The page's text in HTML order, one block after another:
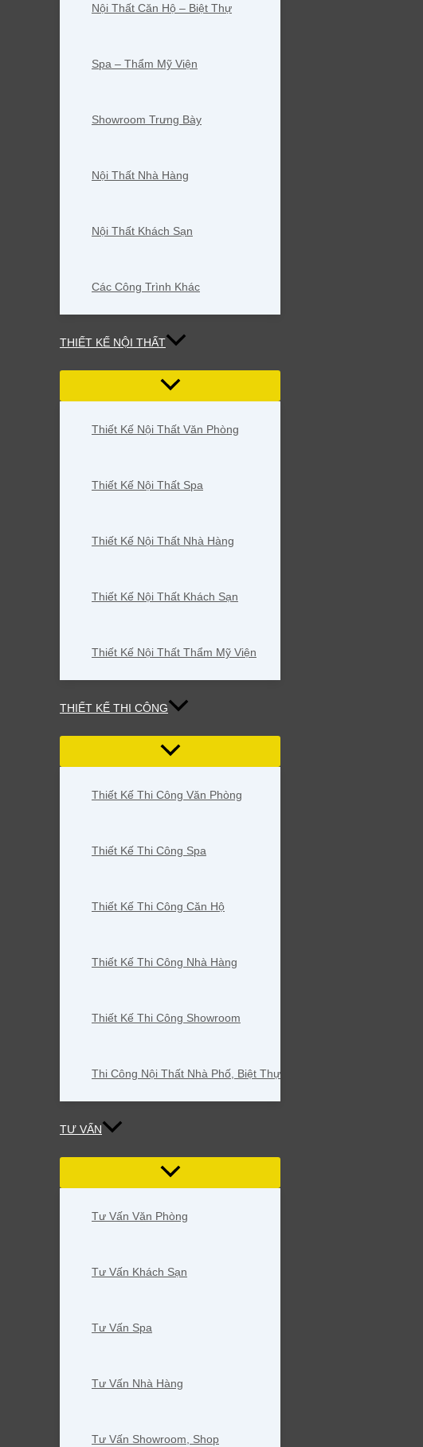
Nội Thất Căn Hộ – Biệt Thự
Spa – Thẩm Mỹ Viện
Showroom Trưng Bày
Nội Thất Nhà Hàng
Nội Thất Khách Sạn
Các Công Trình Khác
THIẾT KẾ NỘI THẤT
Thiết Kế Nội Thất Văn Phòng
Thiết Kế Nội Thất Spa
Thiết Kế Nội Thất Nhà Hàng
Thiết Kế Nội Thất Khách Sạn
Thiết Kế Nội Thất Thẩm Mỹ Viện
THIẾT KẾ THI CÔNG
Thiết Kế Thi Công Văn Phòng
Thiết Kế Thi Công Spa
Thiết Kế Thi Công Căn Hộ
Thiết Kế Thi Công Nhà Hàng
Thiết Kế Thi Công Showroom
Thi Công Nội Thất Nhà Phố, Biệt Thự
TƯ VẤN
Tư Vấn Văn Phòng
Tư Vấn Khách Sạn
Tư Vấn Spa
Tư Vấn Nhà Hàng
Tư Vấn Showroom, Shop